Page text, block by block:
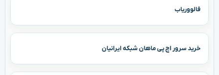
فالووریاب
خرید سرور اچ پی ماهان شبکه ایرانیان